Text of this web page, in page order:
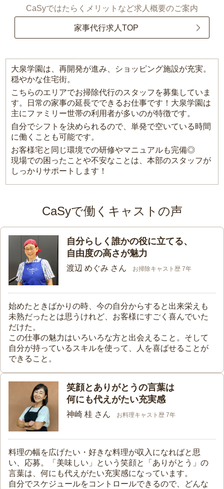
CaSyではたらくメリットなど求人概要のご案内
家事代行求人TOP
大泉学園は、再開発が進み、ショッピング施設が充実。
穏やかな住宅街。
こちらのエリアでお掃除代行のスタッフを募集していま
す。日常の家事の延長でできるお仕事です！大泉学園は
主にファミリー世帯の利用者が多いのが特徴です。
自分でシフトを決められるので、単発で空いている時間
に働くことも可能です。
お客様宅と同じ環境での研修やマニュアルも完備◎
現場での困ったことや不安なことは、本部のスタッフが
しっかりサポートします！
CaSyで働くキャストの声
自分らしく誰かの役に立てる、
自由度の高さが魅力
渡辺 めぐみ さん お掃除キャスト歴 7年
始めたときばかりの時、今の自分からすると出来栄えも
未熟だったとは思うけれど、お客様にすごく喜んでいた
だけた。
この仕事の魅力はいろいろな方と出会えること。そして
自分が持っているスキルを使って、人を喜ばせることが
できること。
笑顔とありがとうの言葉は
何にも代えがたい充実感
神崎 桂 さん お料理キャスト歴 7年
料理の幅を広げたい・好きな料理が収入になればと思
い、応募。「美味しい」という笑顔と「ありがとう」の
言葉は、何にも代えがたい充実感になっています。
自分でスケジュールをコントロールできるので、どんな